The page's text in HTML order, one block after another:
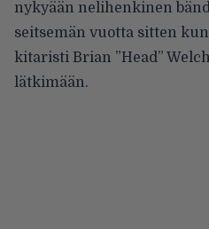
nykyään nelihenkinen
seitsemän vuotta sitten
kitaristi Brian ”Head”
lätkimään.